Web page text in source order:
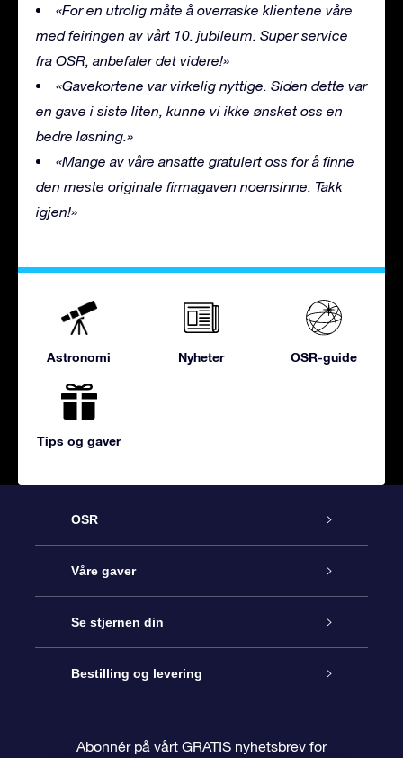
«For en utrolig måte å overraske klientene våre
med feiringen av vårt 10. jubileum. Super service
fra OSR, anbefaler det videre!»
«Gavekortene var virkelig nyttige. Siden dette var
en gave i siste liten, kunne vi ikke ønsket oss en
bedre løsning.»
«Mange av våre ansatte gratulert oss for å finne
den meste originale firmagaven noensinne. Takk
igjen!»
Astronomi Nyheter OSR-guide
Tips og gaver
OSR
Kundeservice
Kontakt oss
Bloggen
Våre gaver
Online Stjernegave
OSR Gavepakke
Se stjernen din
Star Register
Bestilling og levering
Abonnér på vårt GRATIS nyhetsbrev for